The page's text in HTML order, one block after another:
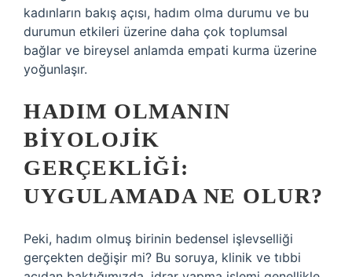
kadınların bakış açısı, hadım olma durumu ve bu
durumun etkileri üzerine daha çok toplumsal
bağlar ve bireysel anlamda empati kurma üzerine
yoğunlaşır.
HADIM OLMANIN
BIYOLOJIK
GERÇEKLIĞI:
UYGULAMADA NE OLUR?
Peki, hadım olmuş birinin bedensel işlevselliği
gerçekten değişir mi? Bu soruya, klinik ve tıbbi